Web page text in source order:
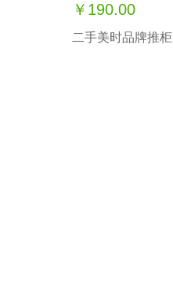
￥190.00
二手美时品牌推柜